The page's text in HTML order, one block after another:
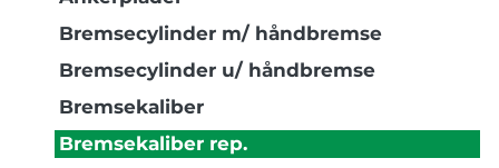
Bremsecylinder m/ håndbremse
Bremsecylinder u/ håndbremse
Bremsekaliber
Bremsekaliber rep.